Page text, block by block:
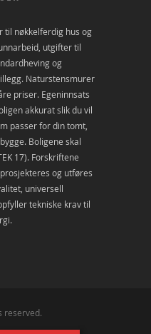
til nøkkelferdig hus og
utgifter til
og
Naturstensmurer
priser. Egeninnsats
akkurat slik du vil
passer for din tomt,
Boligene skal
17). Forskriftene
og utføres
universell
tekniske krav til
reserved.